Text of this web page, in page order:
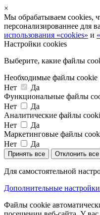
×
Мы обрабатываем cookies,
персонализированнее для
использования «cookies» и
Настройки cookies
Выберите, какие файлы
Необходимые файлы cookie
Нет
Да
Функциональные файлы
Нет
Да
Аналитические файлы
Нет
Да
Маркетинговые файлы
Нет
Да
Принять все Отклонить все
Для самостоятельной
Дополнительные настройки
Файлы cookie